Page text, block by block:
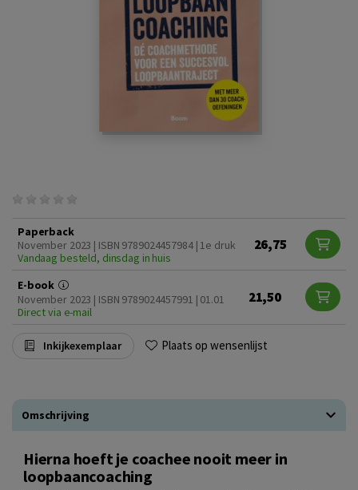
Paperback
November 2023 | ISBN 9789024457984 | 1e druk
Vandaag besteld, dinsdag in huis
26,75
E-book
November 2023 | ISBN 9789024457991 | 01.01
Direct via e-mail
21,50
Inkijkexemplaar Plaats op wensenlijst
Omschrijving
Hierna hoeft je coachee nooit meer in
loopbaancoaching